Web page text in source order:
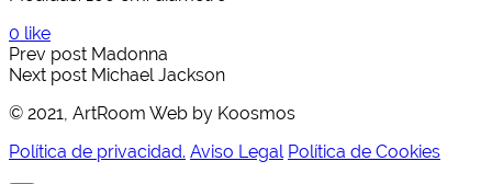
0 like
Prev post Madonna
Next post Michael Jackson
© 2021, ArtRoom Web by Koosmos
Política de privacidad. Aviso Legal Política de Cookies